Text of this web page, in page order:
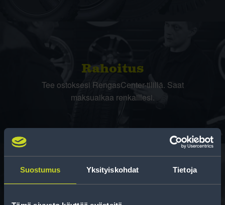
Suostumus Yksityiskohdat Tietoja
Rahoitus
Tee ostoksesi RengasCenter-tilillä. Saat
maksuaikaa renkaillesi.